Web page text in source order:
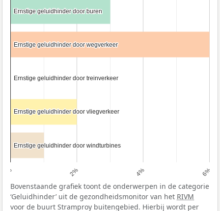
0% 2% 4% 6%
Ernstige geluidhinder door buren
Ernstige geluidhinder door buren
Ernstige geluidhinder door wegverkeer
Ernstige geluidhinder door wegverkeer
Ernstige geluidhinder door treinverkeer
Ernstige geluidhinder door treinverkeer
Ernstige geluidhinder door vliegverkeer
Ernstige geluidhinder door vliegverkeer
Ernstige geluidhinder door windturbines
Ernstige geluidhinder door windturbines
Bovenstaande grafiek toont de onderwerpen in de categorie
‘Geluidhinder’ uit de gezondheidsmonitor van het RIVM
voor de buurt Stramproy buitengebied. Hierbij wordt per